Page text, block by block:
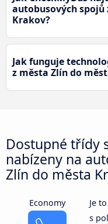
autobusových spojů
Krakov?
Jak funguje
z města Zlín do
Dostupné třídy
nabízeny na
Zlín do města
Economy
Je
s